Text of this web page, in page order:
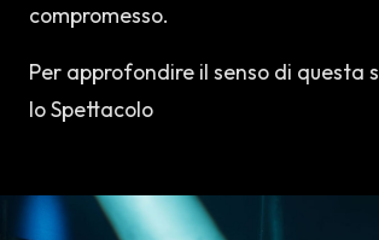
compromesso.
Per approfondire il senso di questa
lo Spettacolo